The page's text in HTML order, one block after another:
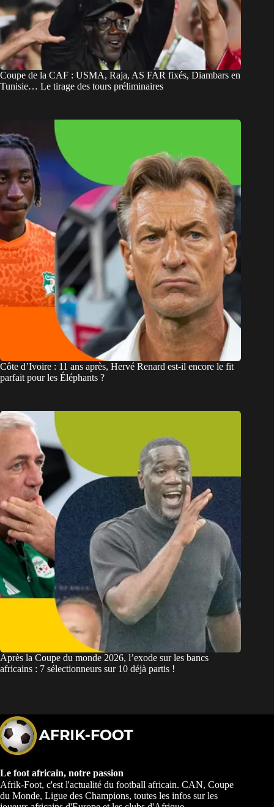
Coupe de la CAF : USMA, Raja, AS FAR fixés, Diambars en
Tunisie… Le tirage des tours préliminaires
Côte d’Ivoire : 11 ans après, Hervé Renard est-il encore le fit
parfait pour les Éléphants ?
Après la Coupe du monde 2026, l’exode sur les bancs
africains : 7 sélectionneurs sur 10 déjà partis !
Le foot africain, notre passion
Afrik-Foot, c'est l'actualité du football africain. CAN, Coupe
du Monde, Ligue des Champions, toutes les infos sur les